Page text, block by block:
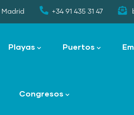
Madrid +34 91 435 31 47
Playas Puertos
Congresos